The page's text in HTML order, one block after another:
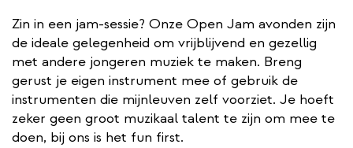
Zin in een jam-sessie? Onze Open Jam avonden zijn
de ideale gelegenheid om vrijblijvend en gezellig
met andere jongeren muziek te maken. Breng
gerust je eigen instrument mee of gebruik de
instrumenten die mijnleuven zelf voorziet. Je hoeft
zeker geen groot muzikaal talent te zijn om mee te
doen, bij ons is het fun first.